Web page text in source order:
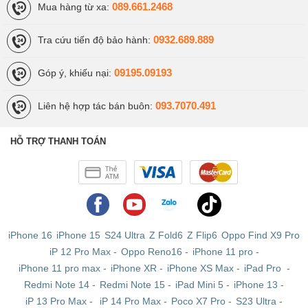
iPhone 6S Plus Chưa Active
Được nhập về từ các thị trường như Mĩ, Nhật, iPhone 6S
Plus Chưa Active là những chiếc máy mới hoàn toàn
100%, cũng như khi Active bạn sẽ nhận được chế độ bảo
hành Apple 1 đổi 1 toàn cầu. Khi mua bạn sẽ nhận được
máy trần nguyên seal cùng bộ phụ kiện zin đảm bảo chất
Mua hàng từ xa: 089.661.2468
Tra cứu tiến độ bảo hành: 0932.689.889
Góp ý, khiếu nại: 09195.09193
Liên hệ hợp tác bán buôn: 093.7070.491
HỖ TRỢ THANH TOÁN
iPhone 16 iPhone 15 S24 Ultra Z Fold6 Z Flip6 Oppo Find X9 Pro
iP 12 Pro Max- Oppo Reno16 - iPhone 11 pro-
iPhone 11 pro max- iPhone XR - iPhone XS Max- iPad Pro -
Redmi Note 14 - Redmi Note 15 - iPad Mini 5 - iPhone 13 -
iP 13 Pro Max - iP 14 Pro Max - Poco X7 Pro - S23 Ultra -